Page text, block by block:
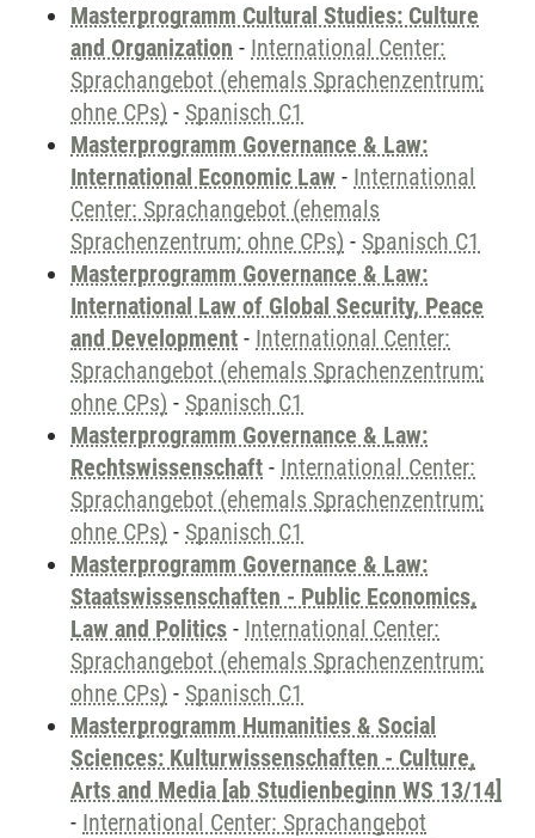
Masterprogramm Cultural Studies: Culture
and Organization - International Center:
Sprachangebot (ehemals Sprachenzentrum;
ohne CPs) - Spanisch C1
Masterprogramm Governance & Law:
International Economic Law - International
Center: Sprachangebot (ehemals
Sprachenzentrum; ohne CPs) - Spanisch C1
Masterprogramm Governance & Law:
International Law of Global Security, Peace
and Development - International Center:
Sprachangebot (ehemals Sprachenzentrum;
ohne CPs) - Spanisch C1
Masterprogramm Governance & Law:
Rechtswissenschaft - International Center:
Sprachangebot (ehemals Sprachenzentrum;
ohne CPs) - Spanisch C1
Masterprogramm Governance & Law:
Staatswissenschaften - Public Economics,
Law and Politics - International Center:
Sprachangebot (ehemals Sprachenzentrum;
ohne CPs) - Spanisch C1
Masterprogramm Humanities & Social
Sciences: Kulturwissenschaften - Culture,
Arts and Media [ab Studienbeginn WS 13/14]
- International Center: Sprachangebot